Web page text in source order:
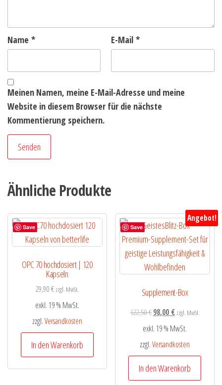
Name * E-Mail *
Meinen Namen, meine E-Mail-Adresse und meine
Website in diesem Browser für die nächste
Kommentierung speichern.
Ähnliche Produkte
Save
OPC 70 hochdosiert | 120
Kapseln
29,90€ zzgl. MwSt.
exkl. 19 % MwSt.
zzgl.Versandkosten
In den Warenkorb
Save
Angebot!
Supplement-Box
122,50€ 98,00 € zzgl. MwSt.
exkl. 19 % MwSt.
zzgl.Versandkosten
In den Warenkorb